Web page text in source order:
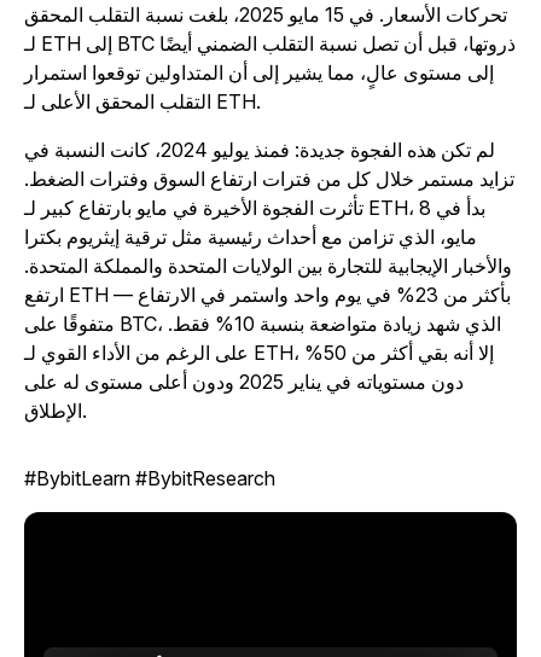
تحركات الأسعار. في 15 مايو 2025، بلغت نسبة التقلب المحقق
لـ ETH إلى BTC ذروتها، قبل أن تصل نسبة التقلب الضمني أيضًا
إلى مستوى عالٍ، مما يشير إلى أن المتداولين توقعوا استمرار
التقلب المحقق الأعلى لـ ETH.
لم تكن هذه الفجوة جديدة: فمنذ يوليو 2024، كانت النسبة في
مستمر خلال كل من فترات ارتفاع السوق وفترات الضغط.
تأثرت الفجوة الأخيرة في مايو بارتفاع كبير لـ ETH، بدأ في 8
مايو، الذي تزامن مع أحداث رئيسية مثل ترقية إيثريوم بكترا
والأخبار الإيجابية للتجارة بين الولايات المتحدة والمملكة المتحدة.
ارتفع ETH بأكثر من 23% في يوم واحد واستمر في الارتفاع —
متفوقًا على BTC، الذي شهد زيادة متواضعة بنسبة 10% فقط.
على الرغم من الأداء القوي لـ ETH، إلا أنه بقي أكثر من 50%
دون مستوياته في يناير 2025 ودون أعلى مستوى له على
#BybitLearn #BybitResearch